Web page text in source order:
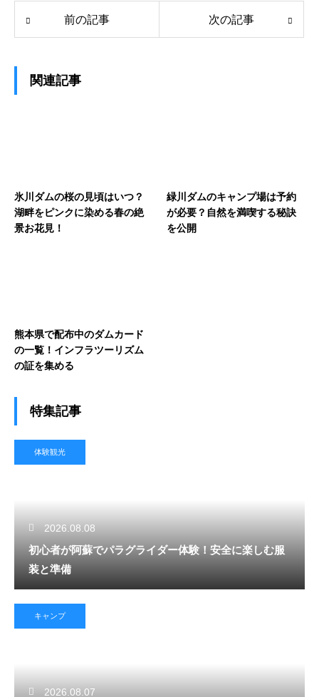
前の記事 次の記事
関連記事
氷川ダムの桜の見頃はいつ？
湖畔をピンクに染める春の絶
景お花見！
緑川ダムのキャンプ場は予約
が必要？自然を満喫する秘訣
を公開
熊本県で配布中のダムカード
の一覧！インフラツーリズム
の証を集める
特集記事
体験観光
2026.08.08
初心者が阿蘇でパラグライダー体験！安全に楽しむ服
装と準備
キャンプ
2026.08.07